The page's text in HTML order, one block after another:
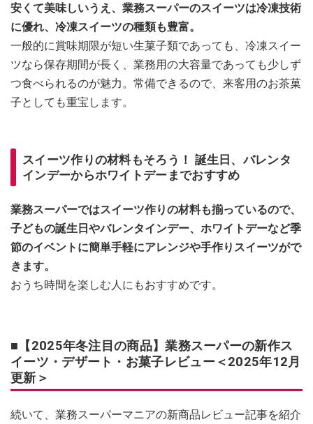
安くて美味しいうえ、業務スーパーのスイーツは冷凍技術
に優れ、冷凍スイーツの種類も豊富。
一般的に賞味期限が短い生菓子類であっても、冷凍スイー
ツなら保存期間が長く、業務用の大容量であっても少しず
つ食べられるのが魅力。常備できるので、来客用のお茶菓
子としても重宝します。
スイーツ作りの材料もそろう！ 誕生日、バレンタ
インデーからホワイトデーまでおすすめ
業務スーパーではスイーツ作りの材料も揃っているので、
子どもの誕生日やバレンタインデー、ホワイトデーなど季
節のイベントに簡単手軽にアレンジや手作りスイーツがで
きます。
おうち時間を楽しむ人にもおすすめです。
■【2025年冬注目の商品】業務スーパーの新作ス
イーツ・デザート・お菓子レビュー＜2025年12月
更新＞
続いて、業務スーパーマニアの新商品レビュー記事を紹介